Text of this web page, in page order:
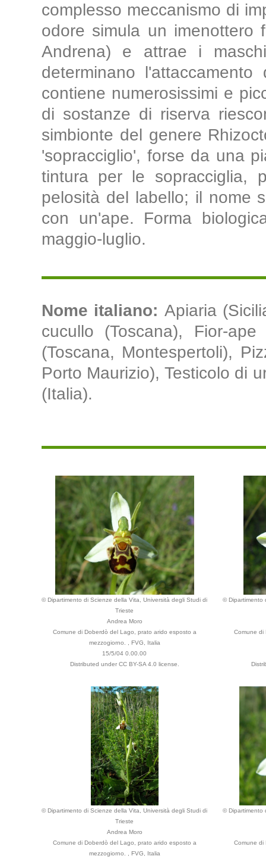
complesso meccanismo di
odore simula un imenottero
Andrena) e attrae i
determinano
contiene numerosissimi e
di sostanze di riserva
simbionte del genere
'sopracciglio', forse da una
tintura per le sopracciglia,
pelosità del labello; il nome
con un'ape. Forma
maggio-luglio.
Nome italiano: Apiaria
cucullo (Toscana), Fior-
(Toscana, Montespertoli),
Porto Maurizio), Testicolo di
(Italia).
© Dipartimento di Scienze della Vita, Università degli Studi di
Trieste
Andrea Moro
Comune di Doberdò del Lago, prato arido esposto a
mezzogiorno. , FVG, Italia
15/5/04 0.00.00
Distributed under CC BY-SA 4.0 license.
© Dipartimento
Comune di
© Dipartimento di Scienze della Vita, Università degli Studi di
Trieste
Andrea Moro
Comune di Doberdò del Lago, prato arido esposto a
mezzogiorno. , FVG, Italia
© Dipartimento
Comune di